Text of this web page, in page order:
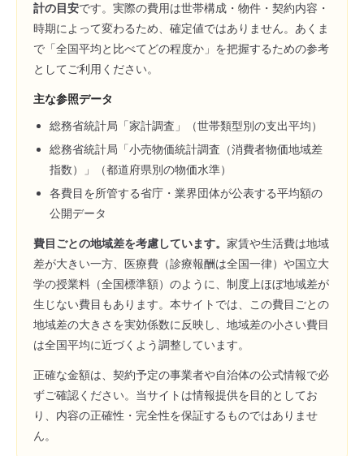
計の目安です。実際の費用は世帯構成・物件・契約内容・
時期によって変わるため、確定値ではありません。あくま
で「全国平均と比べてどの程度か」を把握するための参考
としてご利用ください。
主な参照データ
総務省統計局「家計調査」（世帯類型別の支出平均）
総務省統計局「小売物価統計調査（消費者物価地域差
指数）」（都道府県別の物価水準）
各費目を所管する省庁・業界団体が公表する平均額の
公開データ
費目ごとの地域差を考慮しています。 家賃や生活費は地域
差が大きい一方、医療費（診療報酬は全国一律）や国立大
学の授業料（全国標準額）のように、制度上ほぼ地域差が
生じない費目もあります。本サイトでは、この費目ごとの
地域差の大きさを実効係数に反映し、地域差の小さい費目
は全国平均に近づくよう調整しています。
正確な金額は、契約予定の事業者や自治体の公式情報で必
ずご確認ください。当サイトは情報提供を目的としてお
り、内容の正確性・完全性を保証するものではありませ
ん。